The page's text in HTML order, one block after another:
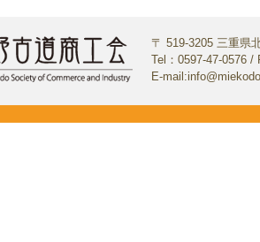
〒 519-3205 三重県
Tel：0597-47-0576 /
E-